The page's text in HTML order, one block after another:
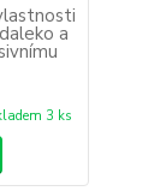
a
3 ks